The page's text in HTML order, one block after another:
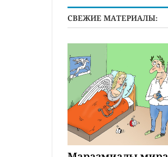
СВЕЖИЕ МАТЕРИАЛЫ: